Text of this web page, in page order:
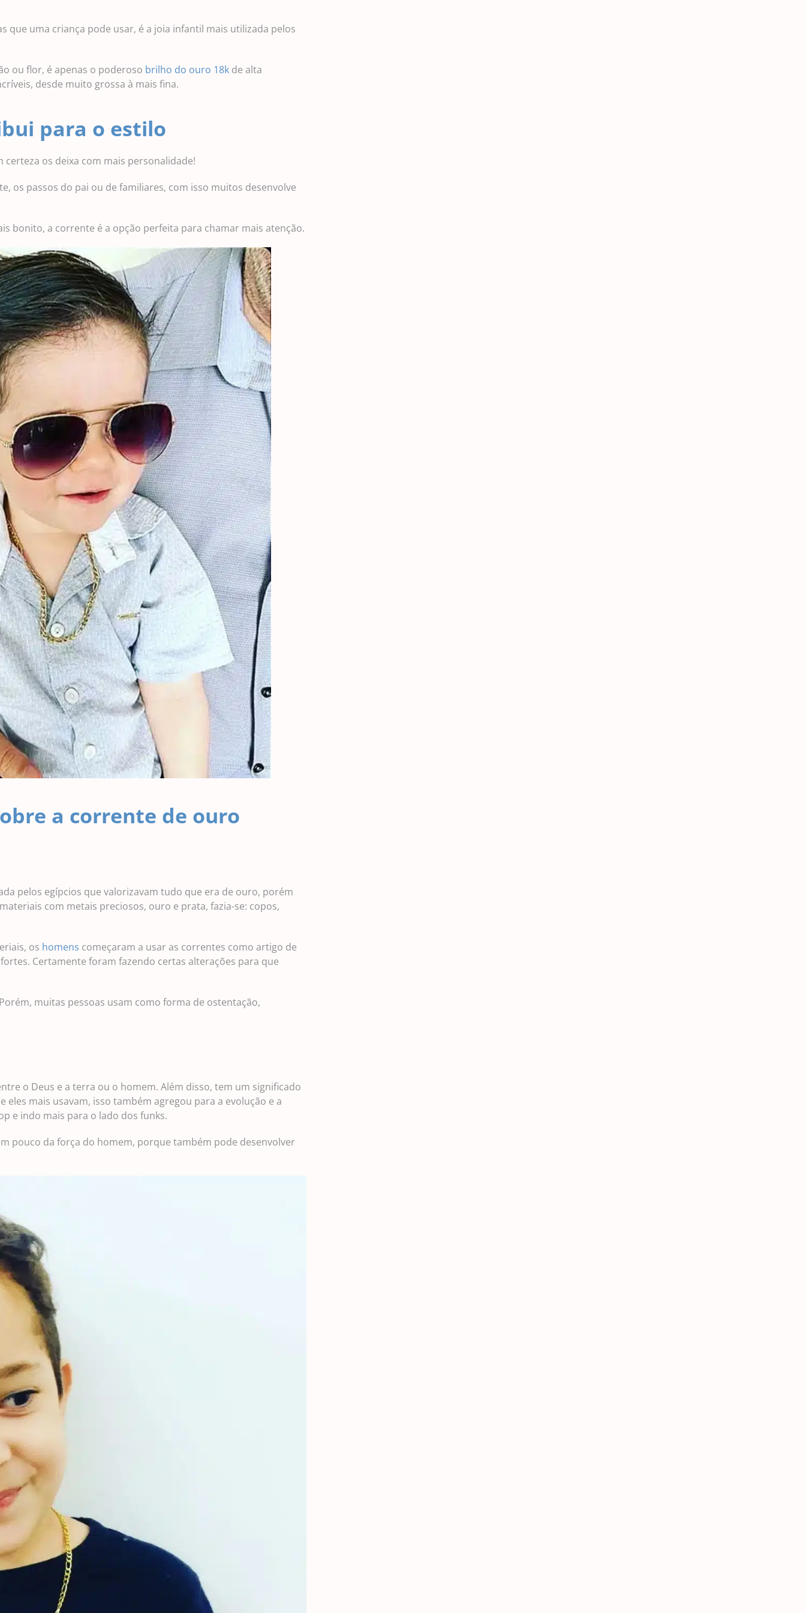
que uma criança pode usar, é a joia infantil mais utilizada pelos
ou flor, é apenas o poderoso brilho do ouro 18k de alta
desde muito grossa à mais fina.
para o estilo
os deixa com mais personalidade!
os passos do pai ou de familiares, com isso muitos desenvolve
bonito, a corrente é a opção perfeita para chamar mais atenção.
a corrente de ouro
pelos egípcios que valorizavam tudo que era de ouro, porém
com metais preciosos, ouro e prata, fazia-se: copos,
os homens começaram a usar as correntes como artigo de
Certamente foram fazendo certas alterações para que
muitas pessoas usam como forma de ostentação,
o Deus e a terra ou o homem. Além disso, tem um significado
mais usavam, isso também agregou para a evolução e a
e indo mais para o lado dos funks.
pouco da força do homem, porque também pode desenvolver